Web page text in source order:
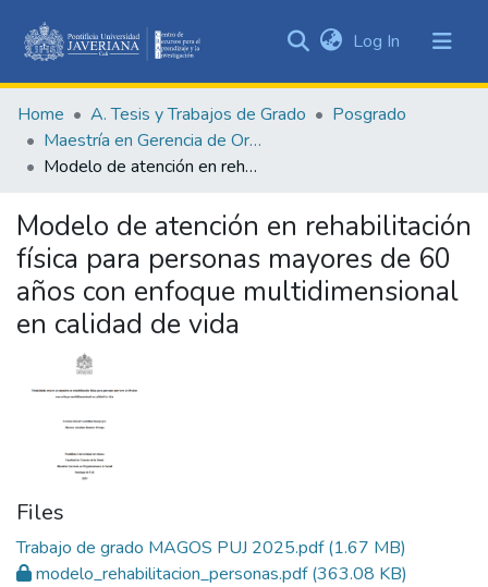
&
Collections
All of DSpace
Statistics
Log In (current)
Home A. Tesis y Trabajos de Grado
Posgrado
Maestría en Gerencia de Organizaciones de Salud
Modelo de atención en rehabilitación física para personas mayores de 60 años con enfoque multidimensional en calidad de vida
Modelo de atención en rehabilitación
física para personas mayores de 60
años con enfoque multidimensional
en calidad de vida
Files
Trabajo de grado MAGOS PUJ 2025.pdf(1.67 MB)
modelo_rehabilitacion_personas.pdf(363.08 KB)